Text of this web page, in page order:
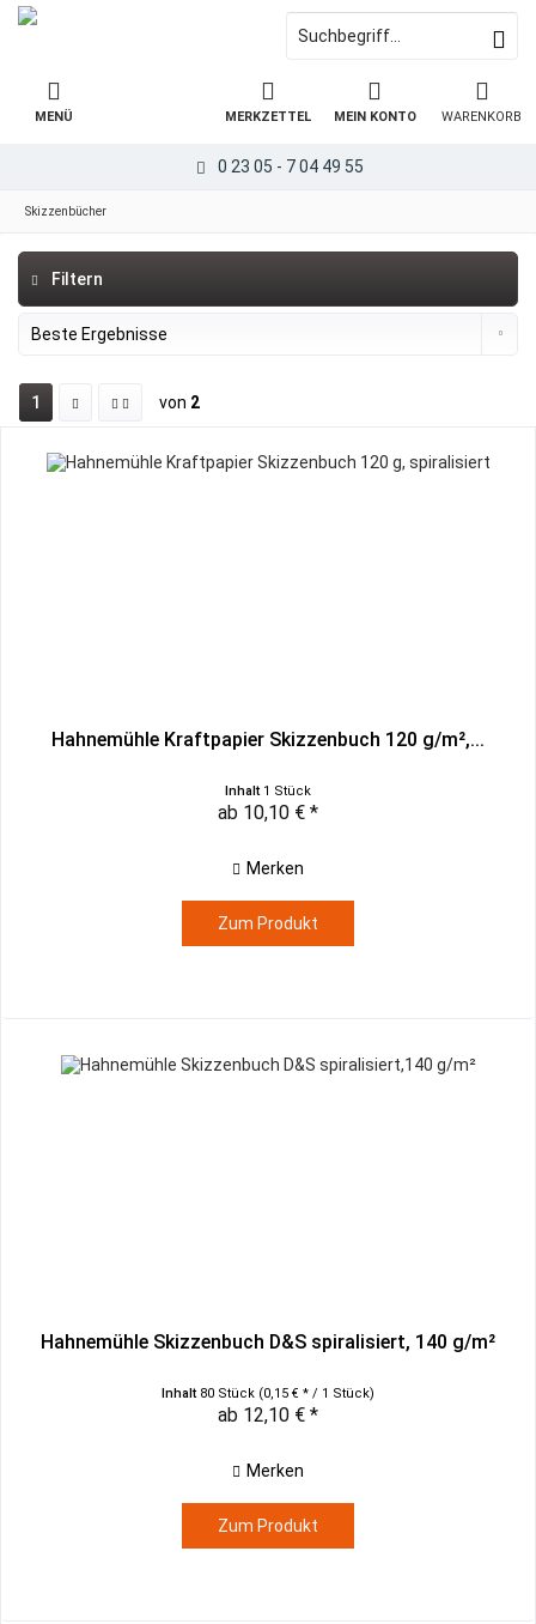
0 23 05 - 7 04 49 55
WARENKORB
MERKZETTEL MEIN KONTO
MENÜ
Skizzenbücher
Filtern
1 von 2
Hahnemühle Kraftpapier Skizzenbuch 120 g/m²,...
Inhalt 1 Stück
ab 10,10 € *
Merken
Zum Produkt
Hahnemühle Skizzenbuch D&S spiralisiert, 140 g/m²
Inhalt 80 Stück (0,15 € * / 1 Stück)
ab 12,10 € *
Merken
Zum Produkt